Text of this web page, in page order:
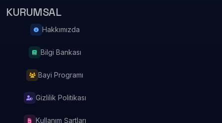
KURUMSAL
Hakkımızda
Bilgi Bankası
Bayi Programı
Gizlilik Politikası
Kullanım Şartları